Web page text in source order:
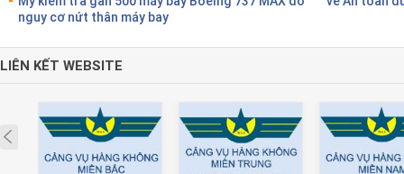
nguy cơ nứt thân máy bay
LIÊN KẾT WEBSITE
Prev